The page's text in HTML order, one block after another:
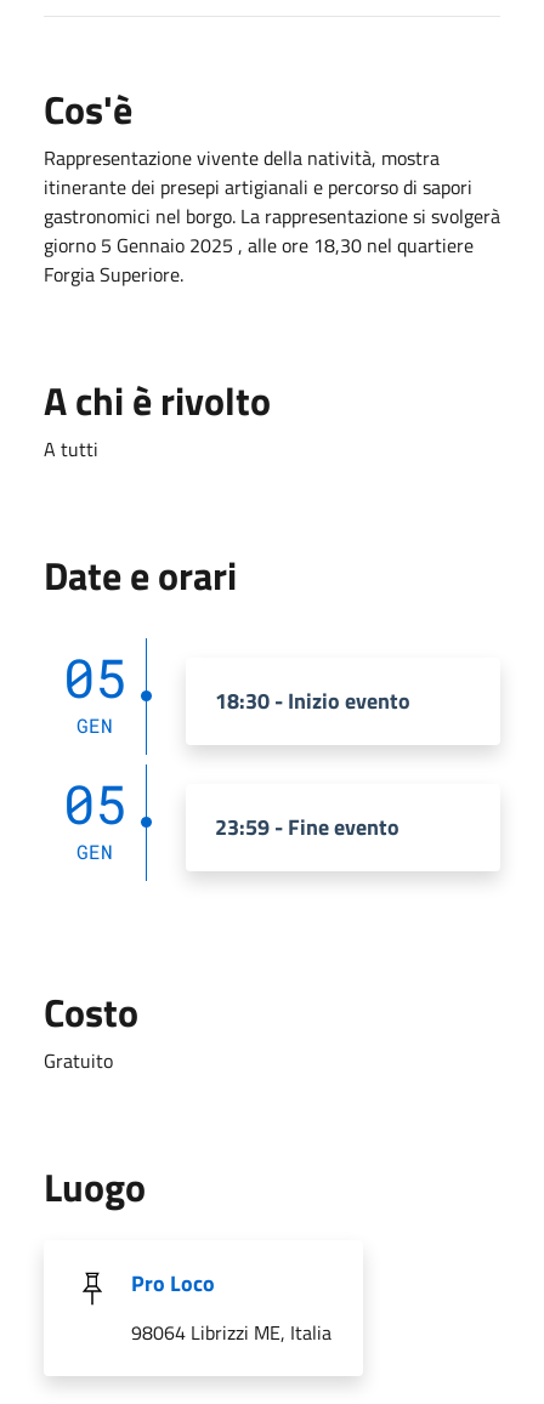
Cos'è
Rappresentazione vivente della natività, mostra
itinerante dei presepi artigianali e percorso di sapori
gastronomici nel borgo. La rappresentazione si svolgerà
giorno 5 Gennaio 2025 , alle ore 18,30 nel quartiere
Forgia Superiore.
A chi è rivolto
A tutti
Date e orari
05
GEN
18:30 - Inizio evento
05
GEN
23:59 - Fine evento
Costo
Gratuito
Luogo
Pro Loco
98064 Librizzi ME, Italia